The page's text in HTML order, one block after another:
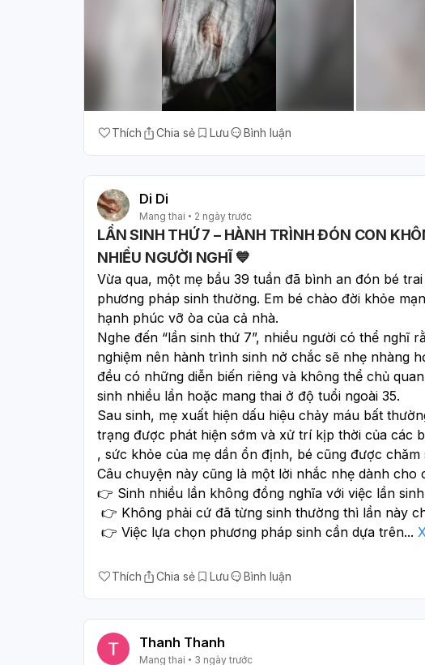
Thích Chia sẻ Lưu Bình luận
Di Di
Mang thai 2 ngày trước
LẦN SINH THỨ 7 – HÀNH TRÌNH ĐÓN CON
NHIỀU NGƯỜI NGHĨ 💙
Vừa qua, một mẹ bầu 39 tuần đã bình an đón bé
phương pháp sinh thường. Em bé chào đời khỏe
hạnh phúc vỡ òa của cả nhà.
Nghe đến “lần sinh thứ 7”, nhiều người có thể nghĩ
nghiệm nên hành trình sinh nở chắc sẽ nhẹ nhàng
đều có những diễn biến riêng và không thể chủ
sinh nhiều lần hoặc mang thai ở độ tuổi ngoài 35.
Sau sinh, mẹ xuất hiện dấu hiệu chảy máu bất
trạng được phát hiện sớm và xử trí kịp thời của các
, sức khỏe của mẹ dần ổn định, bé cũng được chăm
Câu chuyện này cũng là một lời nhắc nhẹ dành cho
👉 Sinh nhiều lần không đồng nghĩa với việc lần
👉 Không phải cứ đã từng sinh thường thì lần này
👉 Việc lựa chọn phương pháp sinh cần dựa trên...
Thích Chia sẻ Lưu Bình luận
Thanh Thanh
Mang thai 3 ngày trước